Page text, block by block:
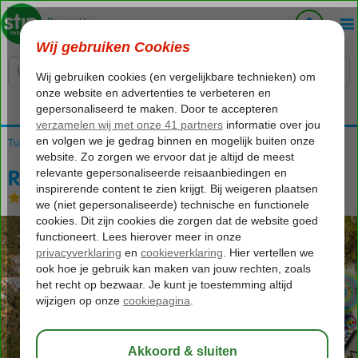
Voelt als thuiskomen...
Turkije Egeische kust Bodrum Torba Rixos Premium Bodrum
Rixos Premium Bodrum
Ultra All Inclusive - Hotel